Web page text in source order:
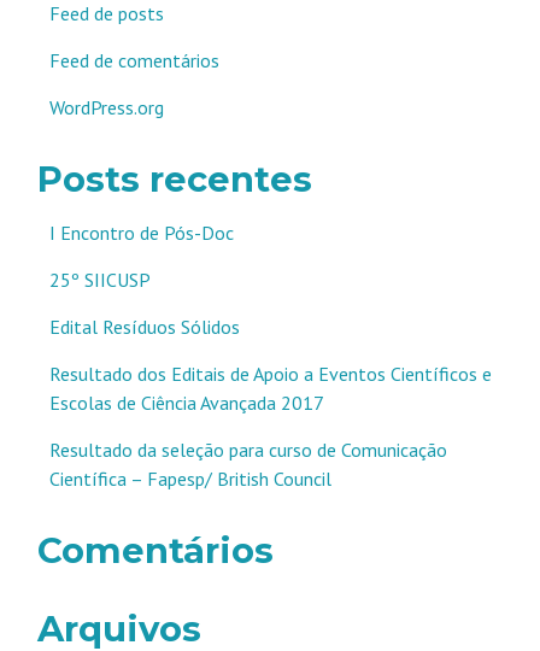
Feed de posts
Feed de comentários
WordPress.org
Posts recentes
I Encontro de Pós-Doc
25º SIICUSP
Edital Resíduos Sólidos
Resultado dos Editais de Apoio a Eventos Científicos e
Escolas de Ciência Avançada 2017
Resultado da seleção para curso de Comunicação
Científica – Fapesp/ British Council
Comentários
Arquivos